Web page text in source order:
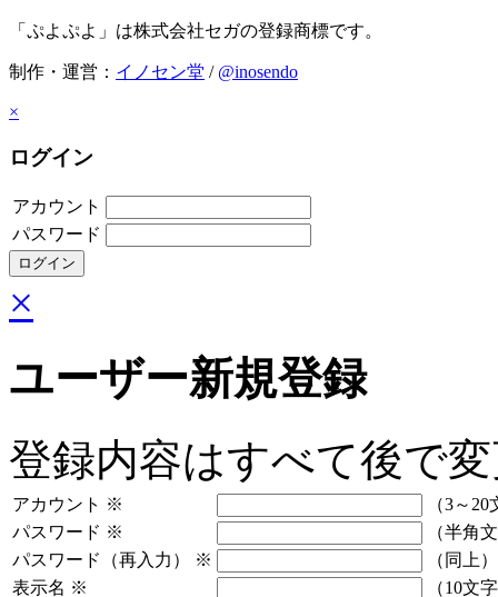
「ぷよぷよ」は株式会社セガの登録商標です。
制作・運営： イノセン堂 / @inosendo
×
ログイン
アカウント
パスワード
×
ユーザー新規登録
登録内容はすべて後で
アカウント ※
（3～
パスワード ※
（半角
パスワード（再入力）
※
（同上）
表示名 ※ （10文